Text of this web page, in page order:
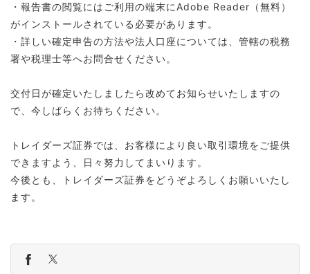
・報告書の閲覧にはご利用の端末にAdobe Reader（無料）
がインストールされている必要があります。
・詳しい確定申告の方法や法人口座については、管轄の税務
署や税理士等へお問合せください。
交付日が確定いたしましたら改めてお知らせいたしますの
で、今しばらくお待ちください。
トレイダーズ証券では、お客様により良い取引環境をご提供
できますよう、日々努力してまいります。
今後とも、トレイダーズ証券をどうぞよろしくお願いいたし
ます。